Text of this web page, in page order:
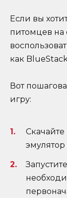
Если вы
питомцев на
как
Вот
игру: